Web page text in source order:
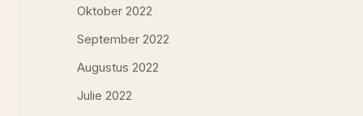
Oktober 2022
September 2022
Augustus 2022
Julie 2022